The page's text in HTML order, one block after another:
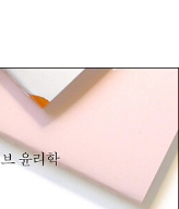
of Christian Eth
독교 윤리의 관점에
과학, 법학, 교육, 생
위한 분야에서 성경
논의에 그치지 않고,
서의 실천 윤리를 강
게』『피고석의 하나
리스채너티투데이
출판협회 선정 ‘올해